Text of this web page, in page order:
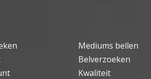
Mediums bellen
Belverzoeken
Kwaliteit